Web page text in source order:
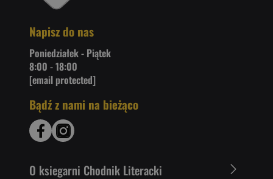
Napisz do nas
Poniedziałek - Piątek
8:00 - 18:00
[email protected]
Bądź z nami na bieżąco
O ksiegarni Chodnik Literacki